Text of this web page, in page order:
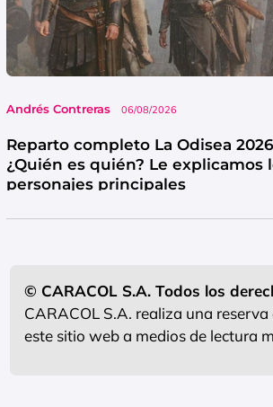
Andrés Contreras 06/08/2026
Reparto completo La Odisea
¿Quién es quién? Le explicamos
personajes principales
© CARACOL S.A. Todos los
CARACOL S.A. realiza una
este sitio web a medios de lectura